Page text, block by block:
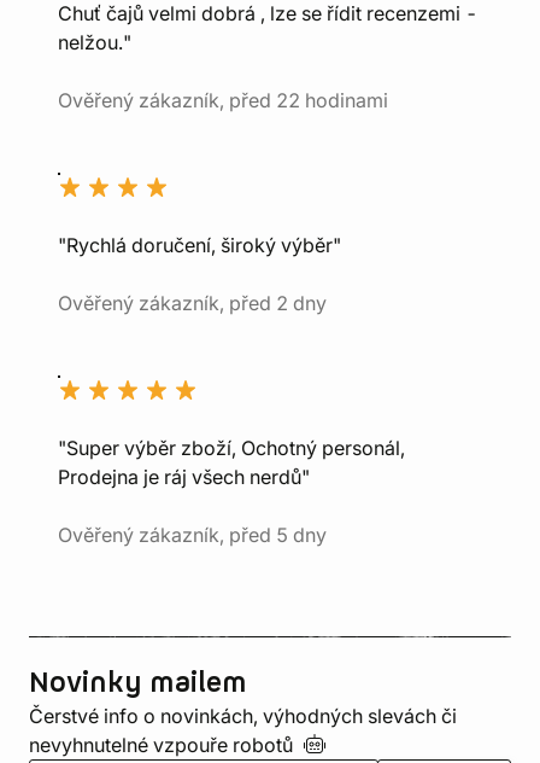
Chuť čajů velmi dobrá , lze se řídit recenzemi -
nelžou."
Ověřený zákazník, před 22 hodinami
"Rychlá doručení, široký výběr"
Ověřený zákazník, před 2 dny
"Super výběr zboží, Ochotný personál,
Prodejna je ráj všech nerdů"
Ověřený zákazník, před 5 dny
Novinky mailem
Čerstvé info o novinkách, výhodných slevách či
nevyhnutelné vzpouře robotů